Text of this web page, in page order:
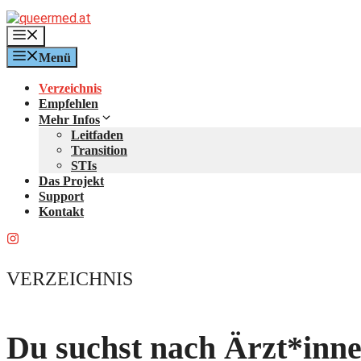
Zum
Inhalt
springen
Menü
Verzeichnis
Empfehlen
Mehr Infos
Leitfaden
Transition
STIs
Das Projekt
Support
Kontakt
VERZEICHNIS
Du suchst nach